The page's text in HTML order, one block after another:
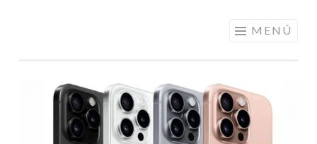
PRECIOS DE
ANDORRA
MENÚ